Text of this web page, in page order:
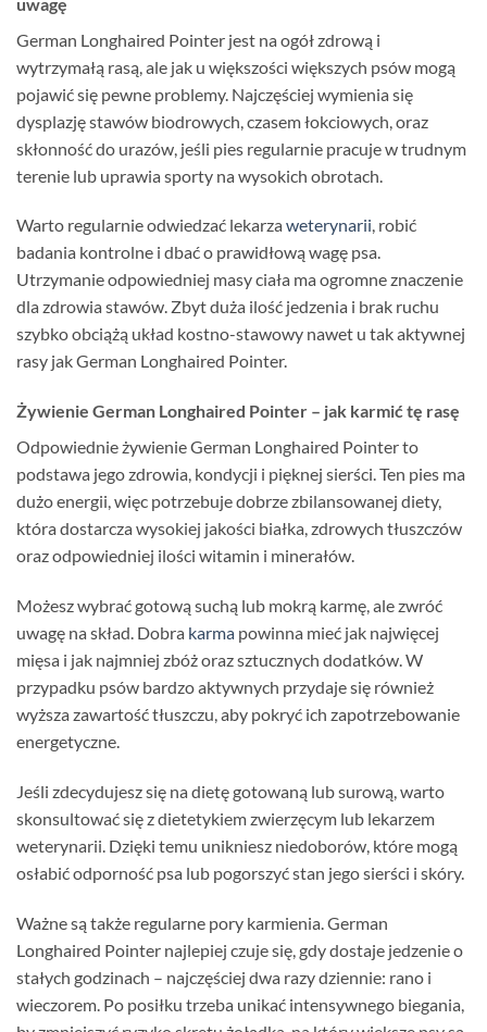
German Longhaired Pointer jest na ogół zdrową i
wytrzymałą rasą, ale jak u większości większych psów mogą
pojawić się pewne problemy. Najczęściej wymienia się
dysplazję stawów biodrowych, czasem łokciowych, oraz
skłonność do urazów, jeśli pies regularnie pracuje w trudnym
terenie lub uprawia sporty na wysokich obrotach.
Warto regularnie odwiedzać lekarza weterynarii, robić
badania kontrolne i dbać o prawidłową wagę psa.
Utrzymanie odpowiedniej masy ciała ma ogromne znaczenie
dla zdrowia stawów. Zbyt duża ilość jedzenia i brak ruchu
szybko obciążą układ kostno-stawowy nawet u tak aktywnej
rasy jak German Longhaired Pointer.
Żywienie German Longhaired Pointer – jak karmić tę rasę
Odpowiednie żywienie German Longhaired Pointer to
podstawa jego zdrowia, kondycji i pięknej sierści. Ten pies ma
dużo energii, więc potrzebuje dobrze zbilansowanej diety,
która dostarcza wysokiej jakości białka, zdrowych tłuszczów
oraz odpowiedniej ilości witamin i minerałów.
Możesz wybrać gotową suchą lub mokrą karmę, ale zwróć
uwagę na skład. Dobra karma powinna mieć jak najwięcej
mięsa i jak najmniej zbóż oraz sztucznych dodatków. W
przypadku psów bardzo aktywnych przydaje się również
wyższa zawartość tłuszczu, aby pokryć ich zapotrzebowanie
energetyczne.
Jeśli zdecydujesz się na dietę gotowaną lub surową, warto
skonsultować się z dietetykiem zwierzęcym lub lekarzem
weterynarii. Dzięki temu unikniesz niedoborów, które mogą
osłabić odporność psa lub pogorszyć stan jego sierści i skóry.
Ważne są także regularne pory karmienia. German
Longhaired Pointer najlepiej czuje się, gdy dostaje jedzenie o
stałych godzinach – najczęściej dwa razy dziennie: rano i
wieczorem. Po posiłku trzeba unikać intensywnego biegania,